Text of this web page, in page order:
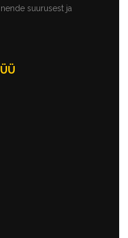
suurusest ja